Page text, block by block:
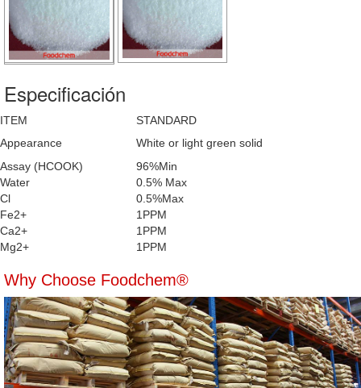
Especificación
ITEM
STANDARD
Appearance
White or light green solid
Assay (HCOOK)
96%Min
Water
0.5% Max
Cl
0.5%Max
Fe2+
1PPM
Ca2+
1PPM
Mg2+
1PPM
Why Choose Foodchem®